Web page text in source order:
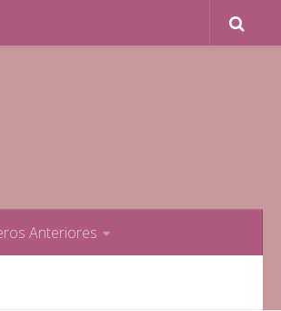
Anteriores